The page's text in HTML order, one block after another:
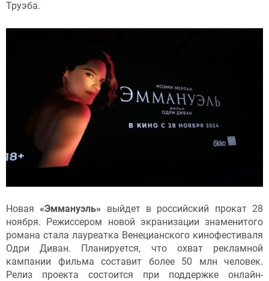
Труэба.
Новая«Эммануэль» выйдет в российский прокат 28
ноября. Режиссером новой экранизации знаменитого
романа стала лауреатка Венецианского кинофестиваля
Одри Диван. Планируется, что охват рекламной
кампании фильма составит более 50 млн человек.
Релиз проекта состоится при поддержке онлайн-